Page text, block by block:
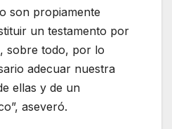
son propiamente
un testamento por
sobre todo, por lo
adecuar nuestra
ellas y de un
aseveró.